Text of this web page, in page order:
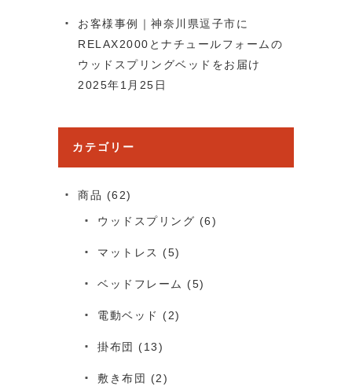
お客様事例｜神奈川県逗子市に
RELAX2000とナチュールフォームの
ウッドスプリングベッドをお届け
2025年1月25日
カテゴリー
商品 (62)
ウッドスプリング (6)
マットレス (5)
ベッドフレーム (5)
電動ベッド (2)
掛布団 (13)
敷き布団 (2)